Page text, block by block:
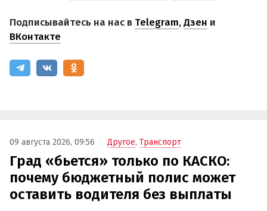
Подписывайтесь на нас в Telegram,Дзен и
ВКонтакте
09 августа 2026, 09:56 Другое, Транспорт
Град «бьется» только по КАСКО:
почему бюджетный полис может
оставить водителя без выплаты